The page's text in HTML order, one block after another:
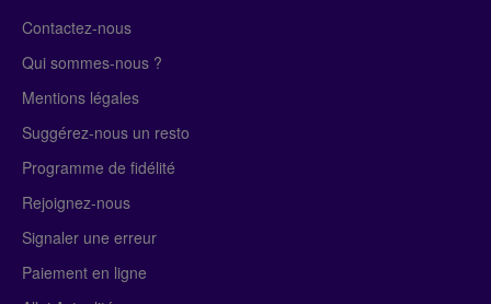
Contactez-nous
Qui sommes-nous ?
Mentions légales
Suggérez-nous un resto
Programme de fidélité
Rejoignez-nous
Signaler une erreur
Paiement en ligne